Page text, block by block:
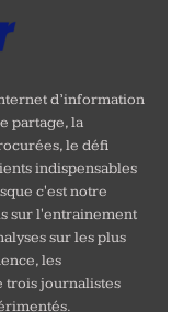
d’information
partage, la
le défi
indispensables
c'est notre
sur l'entrainement
sur les plus
les
trois journalistes